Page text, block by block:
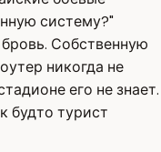
систему?"
Собственную
никогда не
его не знает.
будто турист